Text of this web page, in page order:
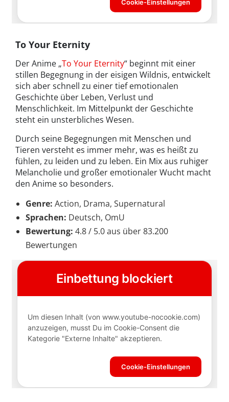
To Your Eternity
Der Anime „To Your Eternity“ beginnt mit einer
stillen Begegnung in der eisigen Wildnis, entwickelt
sich aber schnell zu einer tief emotionalen
Geschichte über Leben, Verlust und
Menschlichkeit. Im Mittelpunkt der Geschichte
steht ein unsterbliches Wesen.
Durch seine Begegnungen mit Menschen und
Tieren versteht es immer mehr, was es heißt zu
fühlen, zu leiden und zu leben. Ein Mix aus ruhiger
Melancholie und großer emotionaler Wucht macht
den Anime so besonders.
Genre: Action, Drama, Supernatural
Sprachen: Deutsch, OmU
Bewertung: 4.8 / 5.0 aus über 83.200
Bewertungen